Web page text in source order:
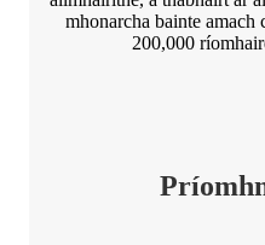
mhonarcha bainte amach
200,000